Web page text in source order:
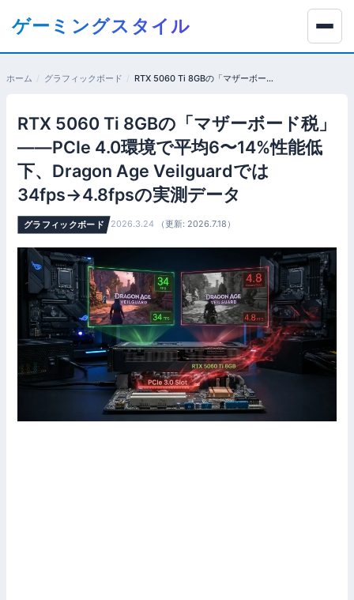
ツ
ゲーミングスタイル
ホーム グラフィックボード RTX 5060 Ti 8GBの「マザーボード税」——PCIe 4.0環境で平均6〜14%性能低下、Dragon Age Veilguardでは34fps→4.8fpsの実測データ
RTX 5060 Ti 8GBの「マザーボード税」
——PCIe 4.0環境で平均6〜14%性能低
下、Dragon Age Veilguardでは
34fps→4.8fpsの実測データ
グラフィックボード 2026.3.24 （更新: 2026.7.18）